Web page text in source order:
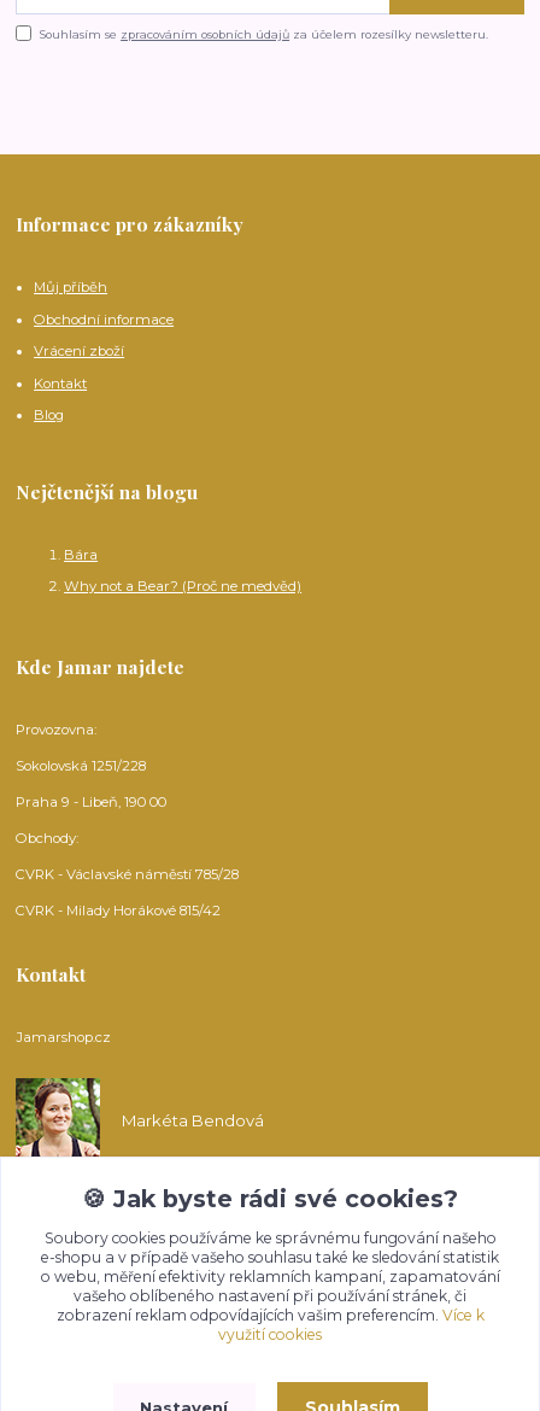
Souhlasím se zpracováním osobních údajů za účelem rozesílky newsletteru.
Informace pro zákazníky
Můj příběh
Obchodní informace
Vrácení zboží
Kontakt
Blog
Nejčtenější na blogu
Bára
Why not a Bear? (Proč ne medvěd)
Kde Jamar najdete
Provozovna:
Sokolovská 1251/228
Praha 9 - Libeň, 190 00
Obchody:
CVRK - Václavské náměstí 785/28
CVRK - Milady Horákové 815/42
Kontakt
Jamarshop.cz
Markéta Bendová
info@jamarshop.cz
🍪 Jak byste rádi své cookies?
Soubory cookies používáme ke správnému fungování našeho
e-shopu a v případě vašeho souhlasu také ke sledování statistik
o webu, měření efektivity reklamních kampaní, zapamatování
vašeho oblíbeného nastavení při používání stránek, či
zobrazení reklam odpovídajících vašim preferencím. Více k
využití cookies